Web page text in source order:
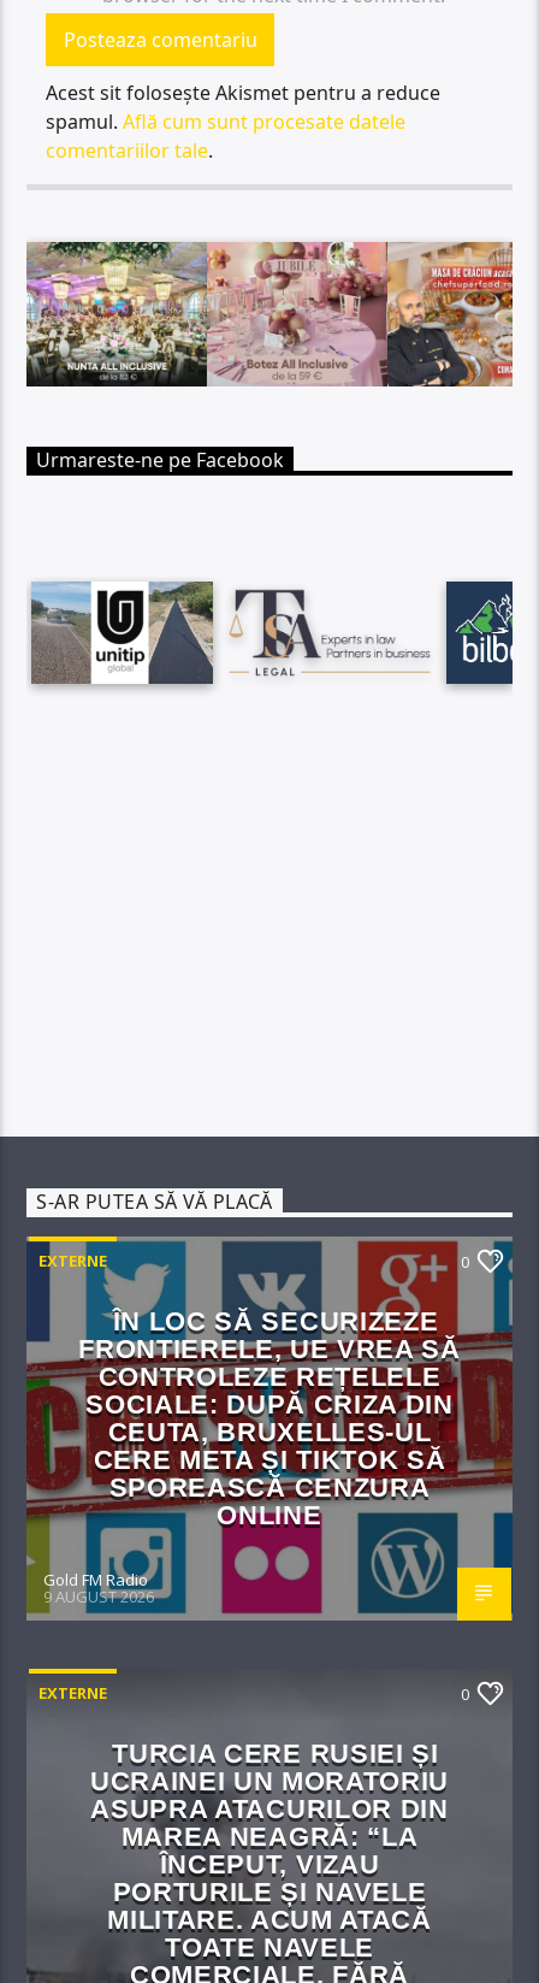
Acest sit folosește Akismet pentru a reduce
spamul.Află cum sunt procesate datele
comentariilor tale.
Urmareste-ne pe Facebook
S-AR PUTEA SĂ VĂ PLACĂ
EXTERNE 0
ÎN LOC SĂ SECURIZEZE
FRONTIERELE, UE VREA SĂ
CONTROLEZE REȚELELE
SOCIALE: DUPĂ CRIZA DIN
CEUTA, BRUXELLES-UL
CERE META ȘI TIKTOK SĂ
SPOREASCĂ CENZURA
ONLINE
Gold FM Radio
9 AUGUST 2026
EXTERNE 0
TURCIA CERE RUSIEI ȘI
UCRAINEI UN MORATORIU
ASUPRA ATACURILOR DIN
MAREA NEAGRĂ: “LA
ÎNCEPUT, VIZAU
PORTURILE ȘI NAVELE
MILITARE. ACUM ATACĂ
TOATE NAVELE
COMERCIALE, FĂRĂ